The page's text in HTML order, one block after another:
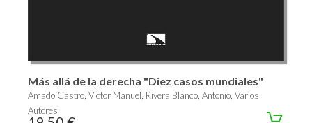
Más allá de la derecha "Diez casos mundiales"
Amado Castro, Víctor Manuel, Rivera Blanco, Antonio, Varios
Autores